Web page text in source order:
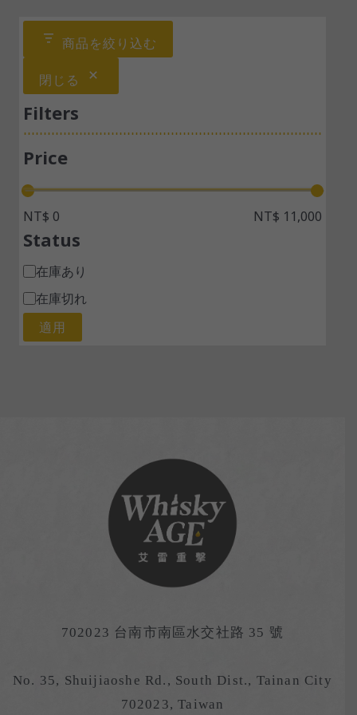
商品を絞り込む
閉じる
Filters
Price
NT$ 0 NT$ 11,000
Status
在庫あり
在庫切れ
適用
702023 台南市南區水交社路 35 號
No. 35, Shuijiaoshe Rd., South Dist., Tainan City
702023, Taiwan